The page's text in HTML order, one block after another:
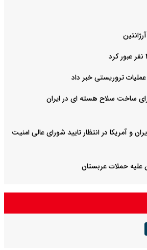
تروریستی خبر داد
ساخت سلاح هسته ای در ایران
و آمریکا در انتظار تایید شورای عالی امنیت
علیه حملات عربستان